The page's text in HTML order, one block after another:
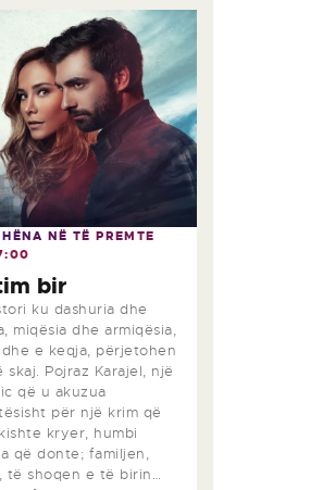
NË TË PREMTE
bir
ku dashuria dhe
miqësia dhe armiqësia,
e keqja, përjetohen
skaj. Pojraz Karajel, një
që u akuzua
për një krim që
kryer, humbi
që donte; familjen,
të shoqen e të birin…